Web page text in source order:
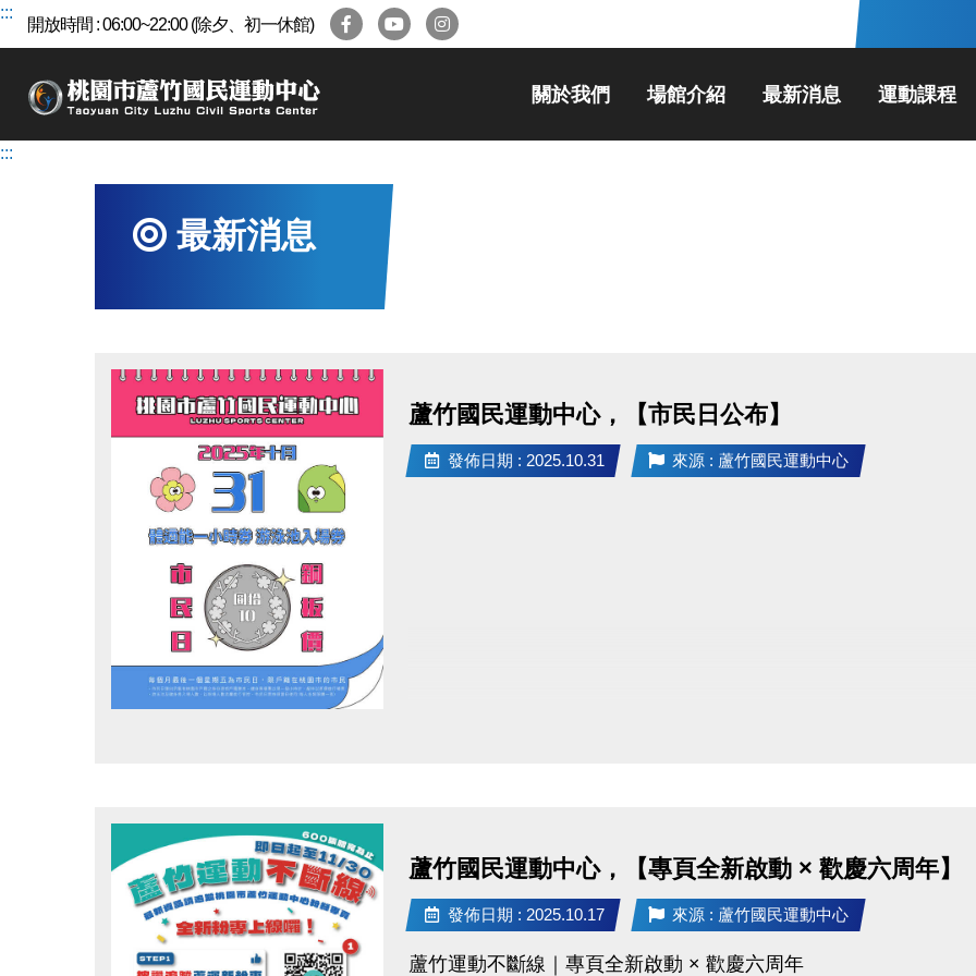
跳
區
:::
開放時間 : 06:00~22:00 (除夕、初一休館)
關於我們 場館介紹 最新消息 運動課程
:::
最新消息
蘆竹國民運動中心，【市民日公布】
發佈日期 : 2025.10.31 來源 : 蘆竹國民運動中心
蘆竹國民運動中心，【專頁全新啟動 × 歡慶六周年】
發佈日期 : 2025.10.17 來源 : 蘆竹國民運動中心
蘆竹運動不斷線｜專頁全新啟動 × 歡慶六周年